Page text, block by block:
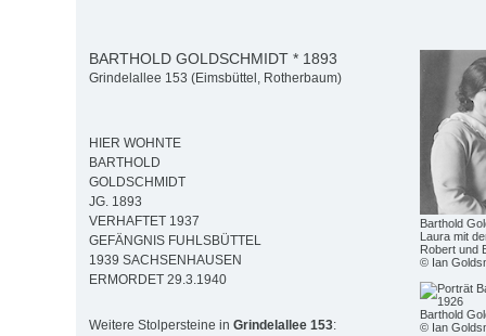
Barthold
Laura mit
Robert und
© Ian
Barthold
© Ian
BARTHOLD GOLDSCHMIDT * 1893
Grindelallee 153 (Eimsbüttel, Rotherbaum)
HIER WOHNTE
BARTHOLD
GOLDSCHMIDT
JG. 1893
VERHAFTET 1937
GEFÄNGNIS FUHLSBÜTTEL
1939 SACHSENHAUSEN
ERMORDET 29.3.1940
Weitere Stolpersteine in Grindelallee 153: